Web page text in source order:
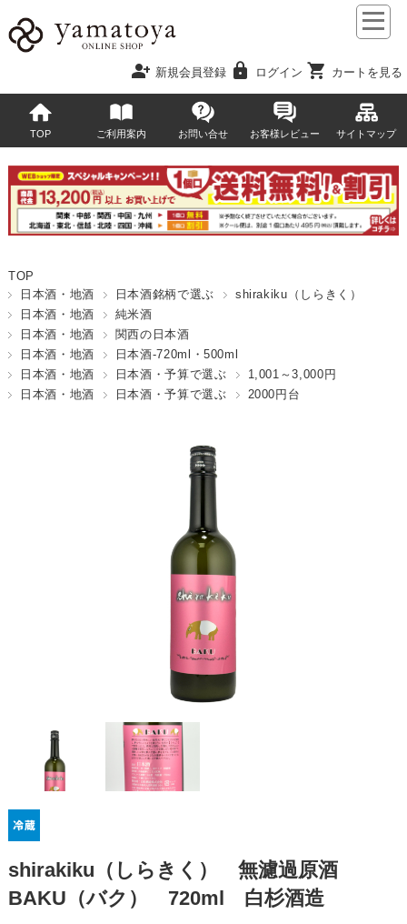
person_add 新規会員登録 lock ログイン shopping_cart カートを見る
TOP ご利用案内 お問い合せ お客様レビュー サイトマップ
TOP
日本酒・地酒
日本酒銘柄で選ぶ
shirakiku（しらきく）
日本酒・地酒
純米酒
日本酒・地酒
関西の日本酒
日本酒・地酒
日本酒-720ml・500ml
日本酒・地酒
日本酒・予算で選ぶ
1,001～3,000円
日本酒・地酒
日本酒・予算で選ぶ 2000円台
shirakiku（しらきく） 無濾過原酒
BAKU（バク） 720ml 白杉酒造